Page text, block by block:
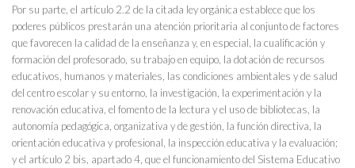
Por su parte, el artículo 2.2 de la citada ley orgánica establece que los
poderes públicos prestarán una atención prioritaria al conjunto de factores
que favorecen la calidad de la enseñanza y, en especial, la cualificación y
formación del profesorado, su trabajo en equipo, la dotación de recursos
educativos, humanos y materiales, las condiciones ambientales y de salud
del centro escolar y su entorno, la investigación, la experimentación y la
renovación educativa, el fomento de la lectura y el uso de bibliotecas, la
autonomía pedagógica, organizativa y de gestión, la función directiva, la
orientación educativa y profesional, la inspección educativa y la evaluación;
y el artículo 2 bis, apartado 4, que el funcionamiento del Sistema Educativo